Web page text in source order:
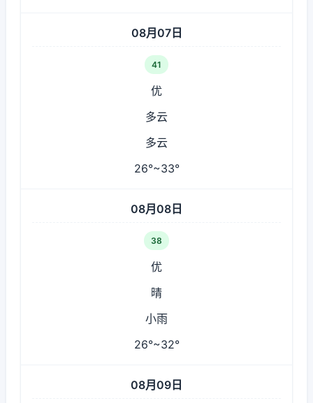
08月07日
41
优
多云
多云
26°~33°
08月08日
38
优
晴
小雨
26°~32°
08月09日